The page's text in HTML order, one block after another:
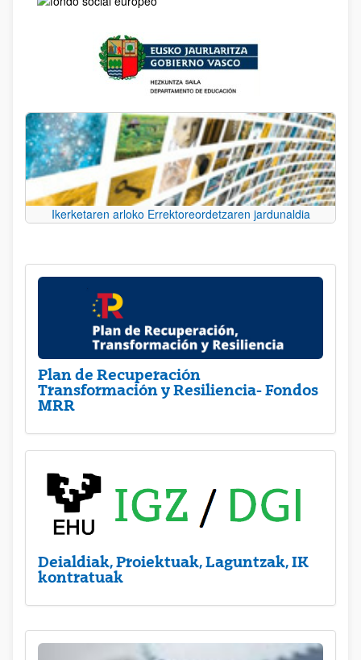
Ikerketaren arloko Errektoreordetzaren jardunaldia
Plan de Recuperación
Transformación y Resiliencia- Fondos
MRR
Deialdiak, Proiektuak, Laguntzak, IK
kontratuak